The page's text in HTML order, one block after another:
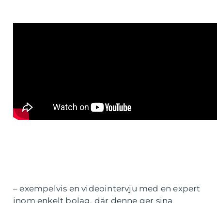
– exempelvis en videointervju med en expert
inom enkelt bolag, där denne ger sina